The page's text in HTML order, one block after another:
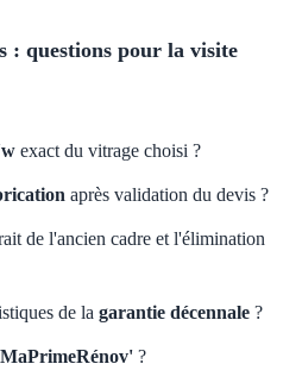
: questions pour la visite
exact du vitrage choisi ?
après validation du devis ?
de l'ancien cadre et l'élimination
de la garantie décennale ?
MaPrimeRénov' ?